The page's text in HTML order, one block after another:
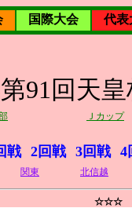
国際大会
代表
91回天
Ｊカップ
戦 2回戦 3回戦 4
関東 北信越
☆☆☆